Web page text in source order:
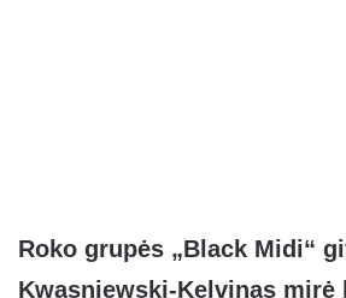
Roko grupės „Black Midi“
Kwasniewski-Kelvinas mirė